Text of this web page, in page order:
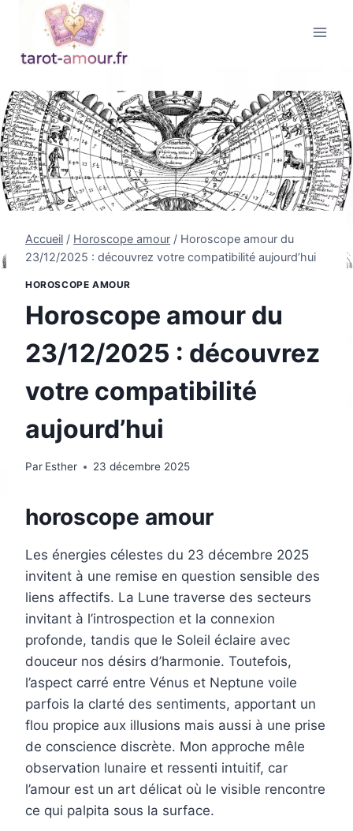
contenu
Accueil / Horoscope amour / Horoscope amour du
23/12/2025 : découvrez votre compatibilité aujourd’hui
HOROSCOPE AMOUR
Horoscope amour du
23/12/2025 : découvrez
votre compatibilité
aujourd’hui
Par Esther 23 décembre 2025
horoscope amour
Les énergies célestes du 23 décembre 2025
invitent à une remise en question sensible des
liens affectifs. La Lune traverse des secteurs
invitant à l’introspection et la connexion
profonde, tandis que le Soleil éclaire avec
douceur nos désirs d’harmonie. Toutefois,
l’aspect carré entre Vénus et Neptune voile
parfois la clarté des sentiments, apportant un
flou propice aux illusions mais aussi à une prise
de conscience discrète. Mon approche mêle
observation lunaire et ressenti intuitif, car
l’amour est un art délicat où le visible rencontre
ce qui palpita sous la surface.